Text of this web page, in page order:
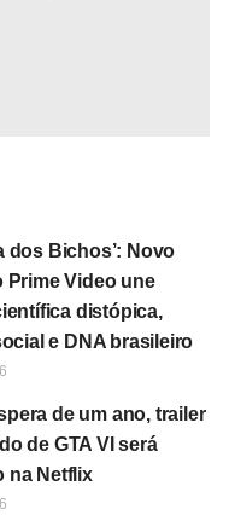
dos Bichos’: Novo
Prime Video une
distópica,
e DNA brasileiro
de um ano, trailer
de GTA VI será
na Netflix